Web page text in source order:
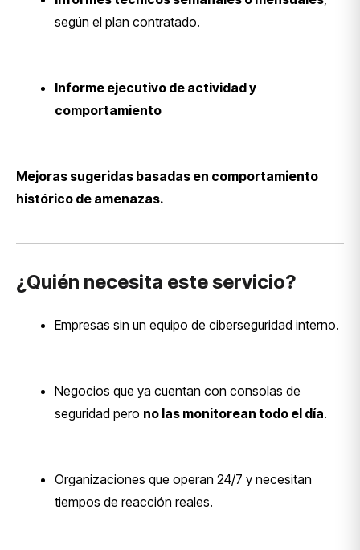
según el plan contratado.
Informe ejecutivo de actividad y
comportamiento
Mejoras sugeridas basadas en comportamiento
histórico de amenazas.
¿Quién necesita este servicio?
Empresas sin un equipo de ciberseguridad interno.
Negocios que ya cuentan con consolas de
seguridad pero no las monitorean todo el día.
Organizaciones que operan 24/7 y necesitan
tiempos de reacción reales.